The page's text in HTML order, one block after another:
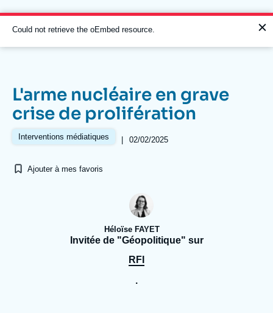
au
contenu
principal
Navigation
principale
L'Ifri
Analyses
Proche-Orient
L'arme nucléaire en grave
crise de prolifération
Interventions médiatiques | 02/02/2025
Ajouter à mes favoris
Héloïse FAYET
Invitée de "Géopolitique" sur
RFI
.
Message
d'erreur
Could not retrieve the oEmbed resource.